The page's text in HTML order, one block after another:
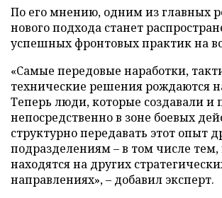
По его мнению, одним из главных
нового подхода станет
успешных фронтовых практик на
«Самые передовые наработки,
технические решения рождаются
Теперь люди, которые создавали и
непосредственно в зоне боевых
структурно передавать этот опыт
подразделениям – в том числе тем,
находятся на других
направлениях», – добавил эксперт.